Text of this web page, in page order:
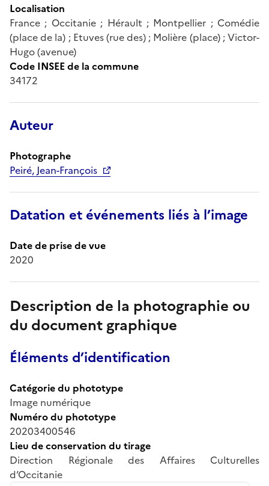
Localisation
France ; Occitanie ; Hérault ; Montpellier ; Comédie
(place de la) ; Etuves (rue des) ; Molière (place) ; Victor-
Hugo (avenue)
Code INSEE de la commune
34172
Auteur
Photographe
Peiré, Jean-François
Datation et événements liés à l’image
Date de prise de vue
2020
Description de la photographie ou
du document graphique
Éléments d’identification
Catégorie du phototype
Image numérique
Numéro du phototype
20203400546
Lieu de conservation du tirage
Direction Régionale des Affaires Culturelles
d’Occitanie